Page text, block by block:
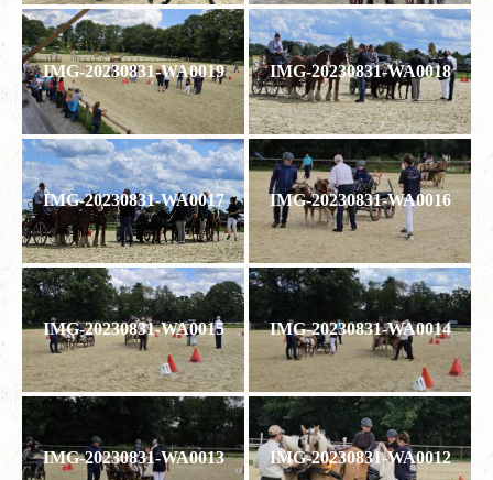
IMG-20230831-WA0019 IMG-20230831-WA0018
IMG-20230831-WA0017 IMG-20230831-WA0016
IMG-20230831-WA0015 IMG-20230831-WA0014
IMG-20230831-WA0013 IMG-20230831-WA0012